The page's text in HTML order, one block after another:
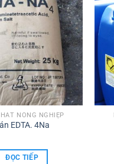
NÔNG NGHIỆP
EDTA. 4Na
ĐỌC TIẾP